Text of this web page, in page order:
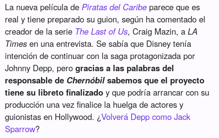
La nueva película de Piratas del Caribe parece que es
real y tiene preparado su guion, según ha comentado el
creador de la serie The Last of Us, Craig Mazin, aLA
Times en una entrevista. Se sabía que Disney tenía
intención de continuar con la saga protagonizada por
Johnny Depp, perogracias a las palabras del
responsable de Chernóbilsabemos que el proyecto
tiene su libreto finalizado y que podría arrancar con su
producción una vez finalice la huelga de actores y
guionistas en Hollywood. ¿Volverá Depp como Jack
Sparrow?